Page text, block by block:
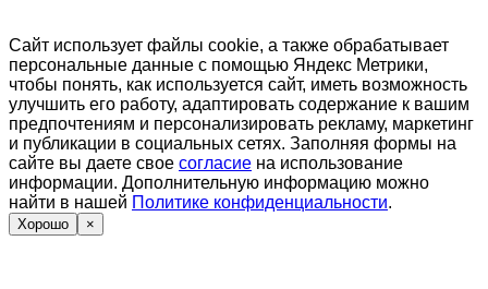
Сайт использует файлы cookie, а также обрабатывает
персональные данные с помощью Яндекс Метрики,
чтобы понять, как используется сайт, иметь возможность
улучшить его работу, адаптировать содержание к вашим
предпочтениям и персонализировать рекламу, маркетинг
и публикации в социальных сетях. Заполняя формы на
сайте вы даете свое согласие на использование
информации. Дополнительную информацию можно
найти в нашей Политике конфиденциальности.
Хорошо ×